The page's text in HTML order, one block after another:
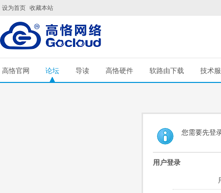
设为首页 收藏本站
高恪官网 论坛 导读 高恪硬件 软路由下载 技术
您需要先登
用户登录